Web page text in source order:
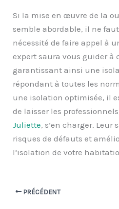
Si la mise en œuvre de la
semble abordable, il ne
nécessité de faire appel à
expert saura vous guider à
garantissant ainsi une
répondant à toutes les
une isolation optimisée, il
de laisser les
Juliette, s’en charger. Leur
risques de défauts et
l’isolation de votre
PRÉCÉDENT